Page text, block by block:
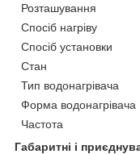
Розташування
Спосіб нагріву
Спосіб установки
Стан
Тип водонагрівача
Форма водонагрівача
Частота
Габаритні і